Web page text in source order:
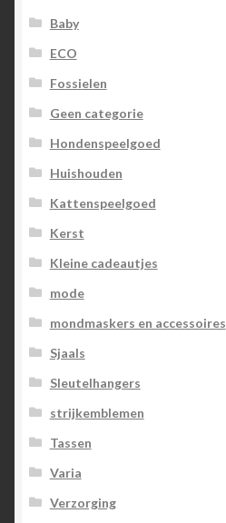
Baby
ECO
Fossielen
Geen categorie
Hondenspeelgoed
Huishouden
Kattenspeelgoed
Kerst
Kleine cadeautjes
mode
mondmaskers en accessoires
Sjaals
Sleutelhangers
strijkemblemen
Tassen
Varia
Verzorging